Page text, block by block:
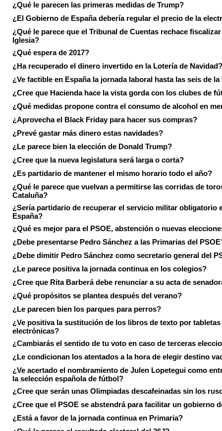
¿Qué le parecen las primeras medidas de Trump?
¿El Gobierno de España debería regular el precio de la
¿Qué le parece que el Tribunal de Cuentas rechace fiscalizar
Iglesia?
¿Qué espera de 2017?
¿Ha recuperado el dinero invertido en la Lotería de Navidad?
¿Ve factible en España la jornada laboral hasta las seis de la
¿Cree que Hacienda hace la vista gorda con los clubes de
¿Qué medidas propone contra el consumo de alcohol en
¿Aprovecha el Black Friday para hacer sus compras?
¿Prevé gastar más dinero estas navidades?
¿Le parece bien la elección de Donald Trump?
¿Cree que la nueva legislatura será larga o corta?
¿Es partidario de mantener el mismo horario todo el año?
¿Qué le parece que vuelvan a permitirse las corridas de
Cataluña?
¿Sería partidario de recuperar el servicio militar obligatorio
España?
¿Qué es mejor para el PSOE, abstención o nuevas
¿Debe presentarse Pedro Sánchez a las Primarias del
¿Debe dimitir Pedro Sánchez como secretario general del
¿Le parece positiva la jornada continua en los colegios?
¿Cree que Rita Barberá debe renunciar a su acta de
¿Qué propósitos se plantea después del verano?
¿Le parecen bien los parques para perros?
¿Ve positiva la sustitución de los libros de texto por tabletas
electrónicas?
¿Cambiarás el sentido de tu voto en caso de terceras
¿Le condicionan los atentados a la hora de elegir destino
¿Ve acertado el nombramiento de Julen Lopetegui como
la selección española de fútbol?
¿Cree que serán unas Olimpiadas descafeinadas sin los
¿Cree que el PSOE se abstendrá para facilitar un gobierno
¿Está a favor de la jornada continua en Primaria?